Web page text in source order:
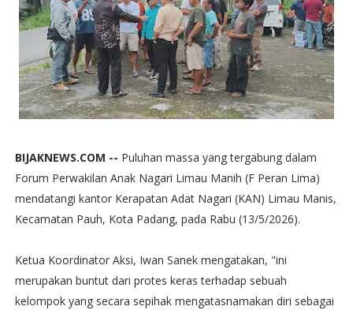
BIJAKNEWS.COM -- Puluhan massa yang tergabung dalam
Forum Perwakilan Anak Nagari Limau Manih (F Peran Lima)
mendatangi kantor Kerapatan Adat Nagari (KAN) Limau Manis,
Kecamatan Pauh, Kota Padang, pada Rabu (13/5/2026).
Ketua Koordinator Aksi, Iwan Sanek mengatakan, "ini
merupakan buntut dari protes keras terhadap sebuah
kelompok yang secara sepihak mengatasnamakan diri sebagai